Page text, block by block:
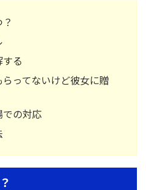
る
ってないけど彼女に贈
の対応